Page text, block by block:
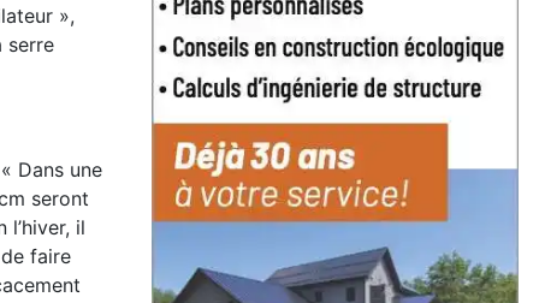
»,
serre
Dans une
seront
il
faire